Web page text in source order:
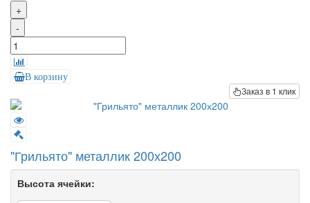
+
-
В корзину
Заказ в 1 клик
"Грильято" металлик 200х200
Высота ячейки: